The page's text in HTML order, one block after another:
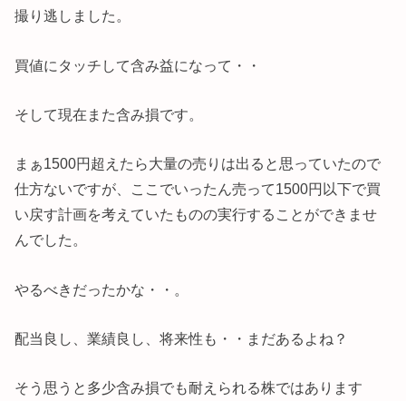
撮り逃しました。
買値にタッチして含み益になって・・
そして現在また含み損です。
まぁ1500円超えたら大量の売りは出ると思っていたので
仕方ないですが、ここでいったん売って1500円以下で買
い戻す計画を考えていたものの実行することができませ
んでした。
やるべきだったかな・・。
配当良し、業績良し、将来性も・・まだあるよね？
そう思うと多少含み損でも耐えられる株ではあります